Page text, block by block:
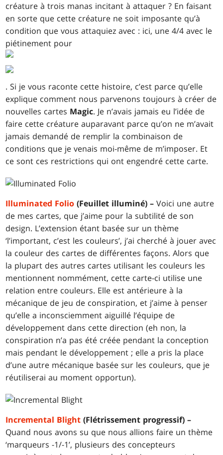
créature à trois manas incitant à attaquer ? En faisant
en sorte que cette créature ne soit imposante qu’à
condition que vous attaquiez avec : ici, une 4/4 avec le
piétinement pour
. Si je vous raconte cette histoire, c’est parce qu’elle
explique comment nous parvenons toujours à créer de
nouvelles cartes Magic. Je n’avais jamais eu l’idée de
faire cette créature auparavant parce qu’on ne m’avait
jamais demandé de remplir la combinaison de
conditions que je venais moi-même de m’imposer. Et
ce sont ces restrictions qui ont engendré cette carte.
Illuminated Folio (Feuillet illuminé) – Voici une autre
de mes cartes, que j’aime pour la subtilité de son
design. L’extension étant basée sur un thème
‘l’important, c’est les couleurs’, j’ai cherché à jouer avec
la couleur des cartes de différentes façons. Alors que
la plupart des autres cartes utilisant les couleurs les
mentionnent nommément, cette carte-ci utilise une
relation entre couleurs. Elle est antérieure à la
mécanique de jeu de conspiration, et j’aime à penser
qu’elle a inconsciemment aiguillé l’équipe de
développement dans cette direction (eh non, la
conspiration n’a pas été créée pendant la conception
mais pendant le développement ; elle a pris la place
d’une autre mécanique basée sur les couleurs, que je
réutiliserai au moment opportun).
Incremental Blight (Flétrissement progressif) –
Quand nous avons su que nous allions faire un thème
‘marqueurs -1/-1’, plusieurs des concepteurs